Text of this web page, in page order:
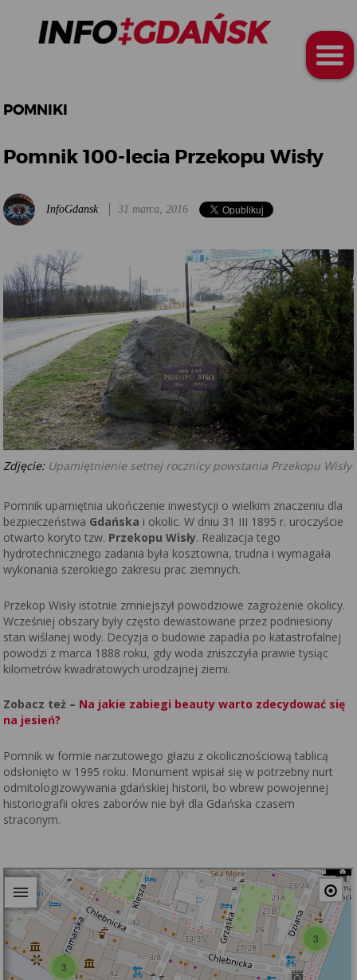
POMNIKI
Pomnik 100-lecia Przekopu Wisły
InfoGdansk 31 marca, 2016
Zdjęcie:Upamiętnienie setnej rocznicy powstania Przekopu Wisły
Pomnik upamiętnia ukończenie inwestycji o wielkim znaczeniu dla
bezpieczeństwa Gdańska i okolic. W dniu 31 III 1895 r. uroczyście
otwarto koryto tzw. Przekopu Wisły. Realizacja tego
hydrotechnicznego zadania była kosztowna, trudna i wymagała
wykonania szerokiego zakresu prac ziemnych.
Przekop Wisły istotnie zmniejszył powodziowe zagrożenie okolicy.
Wcześniej obszary były często dewastowane przez podniesiony
stan wiślanej wody. Decyzja o budowie zapadła po katastrofalnej
powodzi z marca 1888 roku, gdy woda zniszczyła prawie tysiąc
kilometrów kwadratowych urodzajnej ziemi.
Zobacz też – Na jakie zabiegi beauty warto zdecydować się
na jesień?
Pomnik w formie narzutowego głazu z okolicznościową tablicą
odsłonięto w 1995 roku. Monument wpisał się w potrzebny nurt
odmitologizowywania gdańskiej historii, bo wbrew powojennej
historiografii okres zaborów nie był dla Gdańska czasem
straconym.